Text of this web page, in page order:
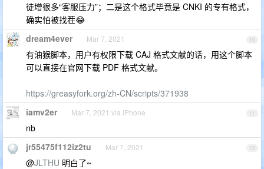
徒增很多“客服压力”；二是这个格式毕竟是 CNKI 的专有格式，
确实怕被找茬😂
10
dream4ever Mar 7, 2021
有油猴脚本，用户有权限下载 CAJ 格式文献的话，用这个脚本
可以直接在官网下载 PDF 格式文献。
https://greasyfork.org/zh-CN/scripts/371938
11
iamv2er Mar 7, 2021 via iPhone
nb
12
jr55475f112iz2tu Mar 7, 2021
@JLTHU 明白了~